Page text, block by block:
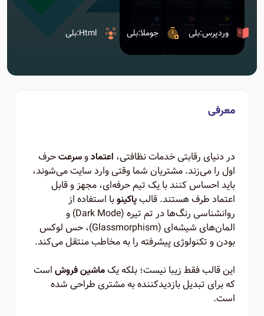
وردپرس:بلی جوملا:بلی Html:بلی
معرفی
در دنیای رقابتی خدمات نظافتی، اعتمادوسرعتحرف
اول را می‌زند. مشتریان شما وقتی وارد سایت می‌شوند،
باید احساس کنند با یک تیم حرفه‌ای، مجهز و قابل
اعتماد طرف هستند. قالبپاکینوبا استفاده از
روانشناسی رنگ‌ها در تم تیره (Dark Mode) و
المان‌های شیشه‌ای (Glassmorphism)، حس لوکس
بودن و تکنولوژی پیشرفته را به مخاطب منتقل می‌کند.
این قالب فقط زیبا نیست؛ بلکه یکماشین فروشاست
که برای تبدیل بازدیدکننده به مشتری طراحی شده
است.